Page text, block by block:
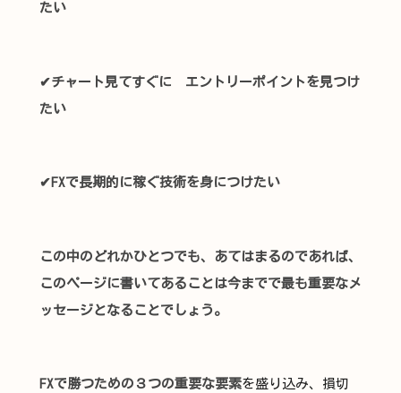
たい
✔チャート見てすぐに エントリーポイントを見つけ
たい
✔FXで長期的に稼ぐ技術を身につけたい
この中のどれかひとつでも、あてはまるのであれば、
このページに書いてあることは今までで最も重要なメ
ッセージとなることでしょう。
FXで勝つための３つの重要な要素を盛り込み、損切